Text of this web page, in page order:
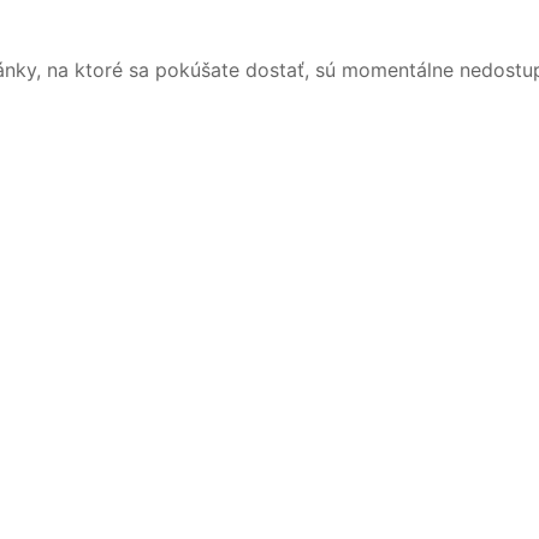
na ktoré sa pokúšate dostať, sú momentálne